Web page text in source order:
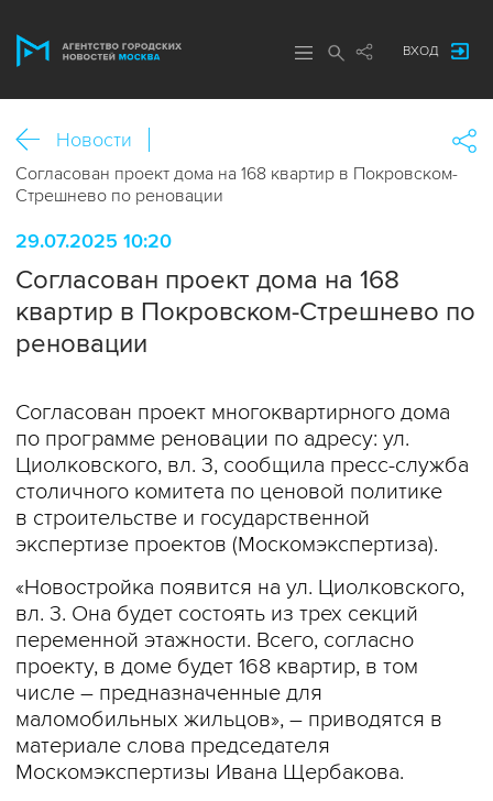
ВХОД
Новости
Согласован проект дома на 168 квартир в Покровском-
Стрешнево по реновации
29.07.2025 10:20
Согласован проект дома на 168
квартир в Покровском-Стрешнево по
реновации
Согласован проект многоквартирного дома
по программе реновации по адресу: ул.
Циолковского, вл. 3, сообщила пресс-служба
столичного комитета по ценовой политике
в строительстве и государственной
экспертизе проектов (Москомэкспертиза).
«Новостройка появится на ул. Циолковского,
вл. 3. Она будет состоять из трех секций
переменной этажности. Всего, согласно
проекту, в доме будет 168 квартир, в том
числе – предназначенные для
маломобильных жильцов», – приводятся в
материале слова председателя
Москомэкспертизы Ивана Щербакова.